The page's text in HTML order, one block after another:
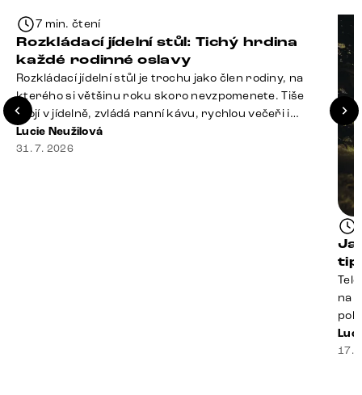
7 min. čtení
Rozkládací jídelní stůl: Tichý hrdina
každé rodinné oslavy
Rozkládací jídelní stůl je trochu jako člen rodiny, na
kterého si většinu roku skoro nevzpomenete. Tiše
stojí v jídelně, zvládá ranní kávu, rychlou večeři i
hromadu dopisů, které je potřeba „někdy vyřídit“. Pak
ale přijdou Vánoce, narozeniny nebo zpráva: „Stavíme
Lucie Neužilová
31. 7. 2026
na
17.